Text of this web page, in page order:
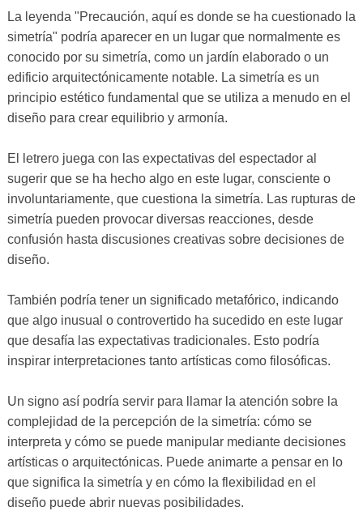
La leyenda "Precaución, aquí es donde se ha cuestionado la
simetría" podría aparecer en un lugar que normalmente es
conocido por su simetría, como un jardín elaborado o un
edificio arquitectónicamente notable. La simetría es un
principio estético fundamental que se utiliza a menudo en el
diseño para crear equilibrio y armonía.
El letrero juega con las expectativas del espectador al
sugerir que se ha hecho algo en este lugar, consciente o
involuntariamente, que cuestiona la simetría. Las rupturas de
simetría pueden provocar diversas reacciones, desde
confusión hasta discusiones creativas sobre decisiones de
diseño.
También podría tener un significado metafórico, indicando
que algo inusual o controvertido ha sucedido en este lugar
que desafía las expectativas tradicionales. Esto podría
inspirar interpretaciones tanto artísticas como filosóficas.
Un signo así podría servir para llamar la atención sobre la
complejidad de la percepción de la simetría: cómo se
interpreta y cómo se puede manipular mediante decisiones
artísticas o arquitectónicas. Puede animarte a pensar en lo
que significa la simetría y en cómo la flexibilidad en el
diseño puede abrir nuevas posibilidades.